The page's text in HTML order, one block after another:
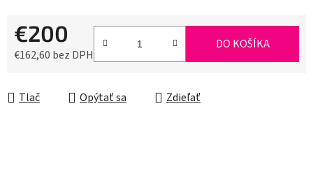
€200
€162,60 bez DPH
DO KOŠÍKA
Tlač Opýtať sa Zdieľať